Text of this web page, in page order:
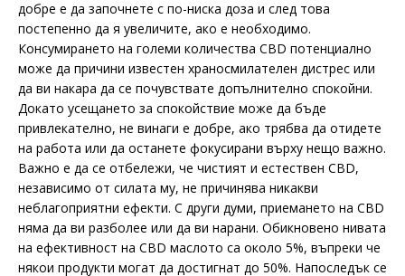
добре е да започнете с по-ниска доза и след това
постепенно да я увеличите, ако е необходимо.
Консумирането на големи количества CBD потенциално
може да причини известен храносмилателен дистрес или
да ви накара да се почувствате допълнително спокойни.
Докато усещането за спокойствие може да бъде
привлекателно, не винаги е добре, ако трябва да отидете
на работа или да останете фокусирани върху нещо важно.
Важно е да се отбележи, че чистият и естествен CBD,
независимо от силата му, не причинява никакви
неблагоприятни ефекти. С други думи, приемането на CBD
няма да ви разболее или да ви нарани. Обикновено нивата
на ефективност на CBD маслото са около 5%, въпреки че
някои продукти могат да достигнат до 50%. Напоследък се